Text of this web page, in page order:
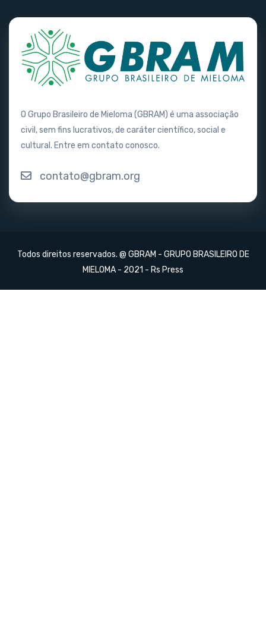
O Grupo Brasileiro de Mieloma (GBRAM) é uma associação
civil, sem fins lucrativos, de caráter científico, social e
cultural. Entre em contato conosco.
contato@gbram.org
Todos direitos reservados. @ GBRAM - GRUPO BRASILEIRO DE
MIELOMA - 2021 - Rs Press